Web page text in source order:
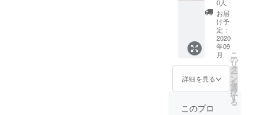
okケー
ス × 1個
(定価
5,580
0人
お届
け予
定：
2020
年09
月
詳細を見る
こ
の
リ
タ
ー
ン
を
選
択
す
る
このプロ